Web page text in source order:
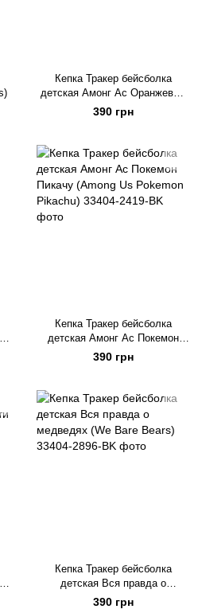
Кепка Тракер бейсболка
детская Амонг Ас Оранжевый
(Among Us Orange)
390 грн
Кепка Тракер бейсболка
детская Амонг Ас Покемон
Пикачу (Among Us Pokemon
Pikachu)
390 грн
Кепка Тракер бейсболка
детская Вся правда о
медведях (We Bare Bears)
390 грн